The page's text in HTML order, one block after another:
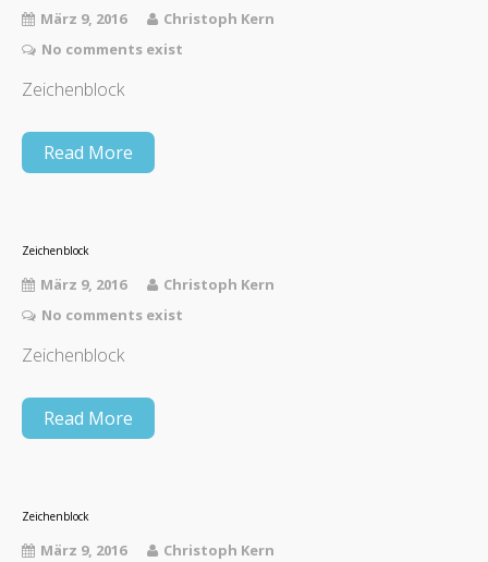
März 9, 2016
Christoph Kern
No comments exist
Zeichenblock
Read More
Zeichenblock
März 9, 2016
Christoph Kern
No comments exist
Zeichenblock
Read More
Zeichenblock
März 9, 2016
Christoph Kern